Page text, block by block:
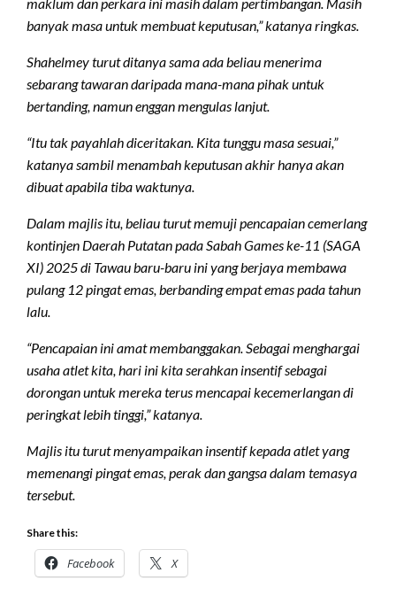
banyak masa untuk membuat keputusan,” katanya ringkas.
Shahelmey turut ditanya sama ada beliau menerima
sebarang tawaran daripada mana-mana pihak untuk
bertanding, namun enggan mengulas lanjut.
“Itu tak payahlah diceritakan. Kita tunggu masa sesuai,”
katanya sambil menambah keputusan akhir hanya akan
dibuat apabila tiba waktunya.
Dalam majlis itu, beliau turut memuji pencapaian cemerlang
kontinjen Daerah Putatan pada Sabah Games ke-11 (SAGA
XI) 2025 di Tawau baru-baru ini yang berjaya membawa
pulang 12 pingat emas, berbanding empat emas pada tahun
lalu.
“Pencapaian ini amat membanggakan. Sebagai menghargai
usaha atlet kita, hari ini kita serahkan insentif sebagai
dorongan untuk mereka terus mencapai kecemerlangan di
peringkat lebih tinggi,” katanya.
Majlis itu turut menyampaikan insentif kepada atlet yang
memenangi pingat emas, perak dan gangsa dalam temasya
tersebut.
Share this:
Facebook X